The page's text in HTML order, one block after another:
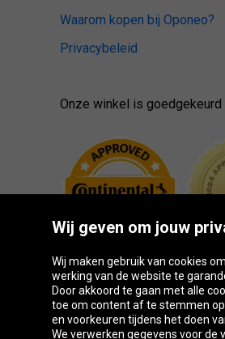
Waarom kopen bij Oponeo?
Privacybeleid
Onze winkel is goedgekeurd
Oponeo-groep
Wij geven om jouw
Wij maken gebruik van cookies
werking van de website te
Door akkoord te gaan met alle
toe om content af te stemmen
en voorkeuren tijdens het doen
We verwerken gegevens voor de